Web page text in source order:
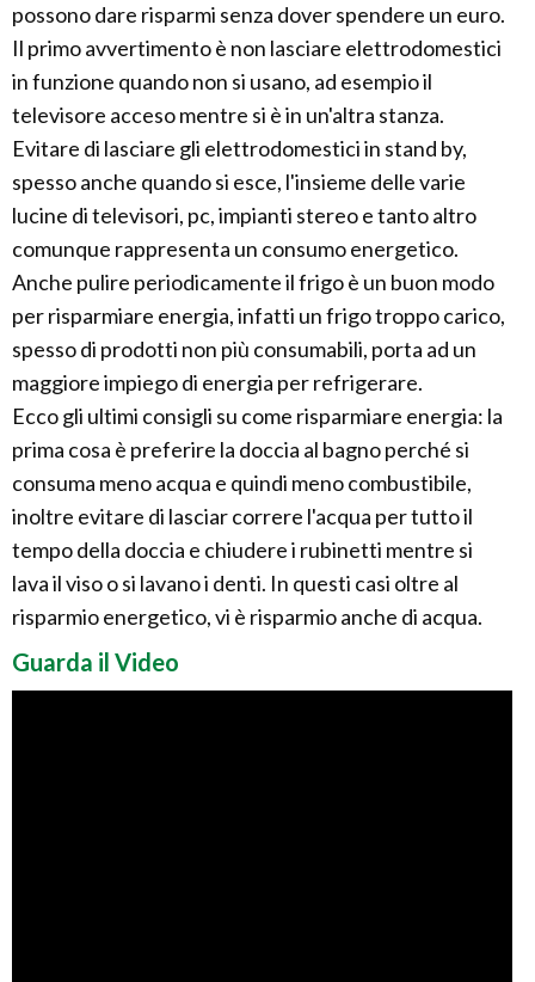
possono dare risparmi senza dover spendere un euro.
Il primo avvertimento è non lasciare elettrodomestici
in funzione quando non si usano, ad esempio il
televisore acceso mentre si è in un'altra stanza.
Evitare di lasciare gli elettrodomestici in stand by,
spesso anche quando si esce, l'insieme delle varie
lucine di televisori, pc, impianti stereo e tanto altro
comunque rappresenta un consumo energetico.
Anche pulire periodicamente il frigo è un buon modo
per risparmiare energia, infatti un frigo troppo carico,
spesso di prodotti non più consumabili, porta ad un
maggiore impiego di energia per refrigerare.
Ecco gli ultimi consigli su come risparmiare energia: la
prima cosa è preferire la doccia al bagno perché si
consuma meno acqua e quindi meno combustibile,
inoltre evitare di lasciar correre l'acqua per tutto il
tempo della doccia e chiudere i rubinetti mentre si
lava il viso o si lavano i denti. In questi casi oltre al
risparmio energetico, vi è risparmio anche di acqua.
Guarda il Video